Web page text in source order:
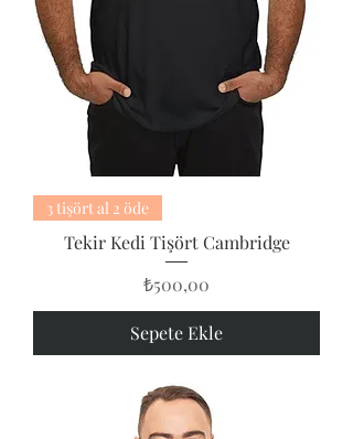
3 tişört al 2 öde
Tekir Kedi Tişört Cambridge
Fiyat
₺500,00
Sepete Ekle